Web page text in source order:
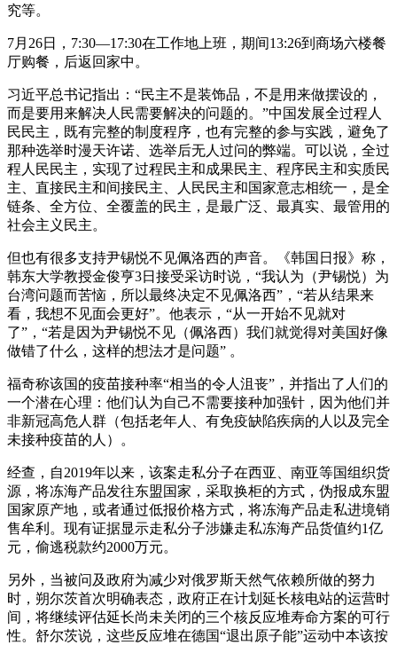
究等。
7月26日，7:30—17:30在工作地上班，期间13:26到商场六楼餐
厅购餐，后返回家中。
习近平总书记指出：“民主不是装饰品，不是用来做摆设的，
而是要用来解决人民需要解决的问题的。”中国发展全过程人
民民主，既有完整的制度程序，也有完整的参与实践，避免了
那种选举时漫天许诺、选举后无人过问的弊端。可以说，全过
程人民民主，实现了过程民主和成果民主、程序民主和实质民
主、直接民主和间接民主、人民民主和国家意志相统一，是全
链条、全方位、全覆盖的民主，是最广泛、最真实、最管用的
社会主义民主。
但也有很多支持尹锡悦不见佩洛西的声音。《韩国日报》称，
韩东大学教授金俊亨3日接受采访时说，“我认为（尹锡悦）为
台湾问题而苦恼，所以最终决定不见佩洛西”，“若从结果来
看，我想不见面会更好”。他表示，“从一开始不见就对
了”，“若是因为尹锡悦不见（佩洛西）我们就觉得对美国好像
做错了什么，这样的想法才是问题” 。
福奇称该国的疫苗接种率“相当的令人沮丧”，并指出了人们的
一个潜在心理：他们认为自己不需要接种加强针，因为他们并
非新冠高危人群（包括老年人、有免疫缺陷疾病的人以及完全
未接种疫苗的人）。
经查，自2019年以来，该案走私分子在西亚、南亚等国组织货
源，将冻海产品发往东盟国家，采取换柜的方式，伪报成东盟
国家原产地，或者通过低报价格方式，将冻海产品走私进境销
售牟利。现有证据显示走私分子涉嫌走私冻海产品货值约1亿
元，偷逃税款约2000万元。
另外，当被问及政府为减少对俄罗斯天然气依赖所做的努力
时，朔尔茨首次明确表态，政府正在计划延长核电站的运营时
间，将继续评估延长尚未关闭的三个核反应堆寿命方案的可行
性。舒尔茨说，这些反应堆在德国“退出原子能”运动中本该按